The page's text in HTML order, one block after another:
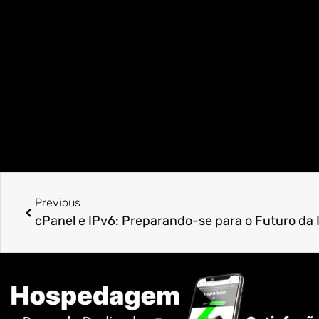
Previous
cPanel e IPv6: Preparando-se para o Futuro da